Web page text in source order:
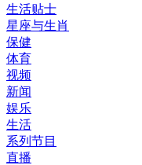
生活贴士
星座与生肖
保健
体育
视频
新闻
娱乐
生活
系列节目
直播